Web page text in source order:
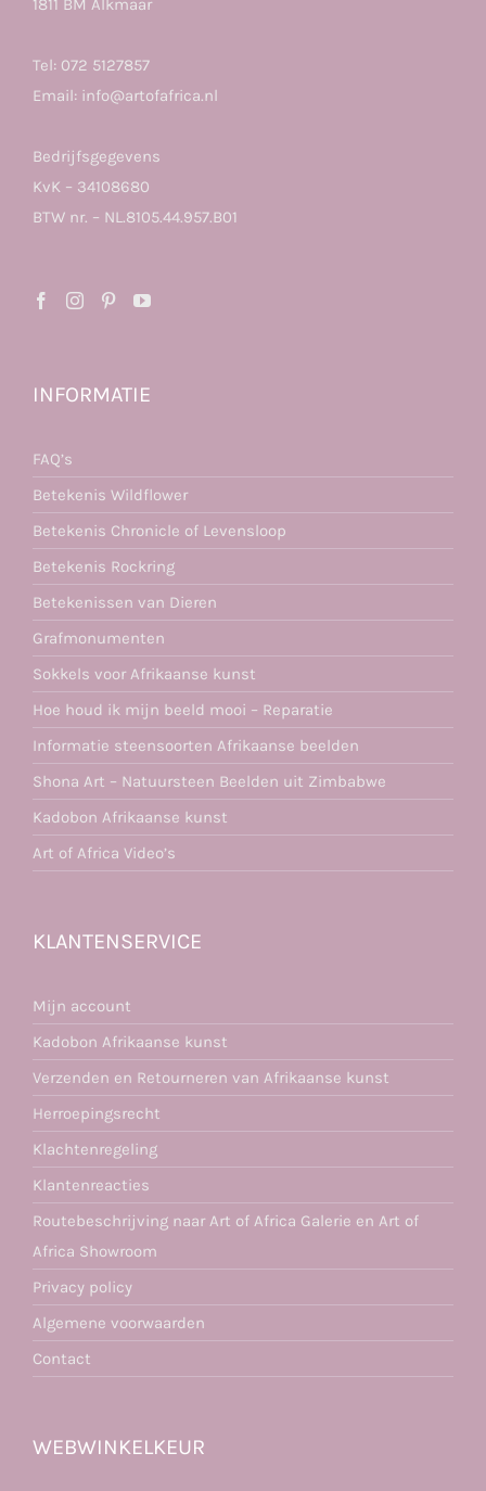
1811 BM Alkmaar
Tel: 072 5127857
Email: info@artofafrica.nl
Bedrijfsgegevens
KvK – 34108680
BTW nr. – NL.8105.44.957.B01
INFORMATIE
FAQ’s
Betekenis Wildflower
Betekenis Chronicle of Levensloop
Betekenis Rockring
Betekenissen van Dieren
Grafmonumenten
Sokkels voor Afrikaanse kunst
Hoe houd ik mijn beeld mooi – Reparatie
Informatie steensoorten Afrikaanse beelden
Shona Art – Natuursteen Beelden uit Zimbabwe
Kadobon Afrikaanse kunst
Art of Africa Video’s
KLANTENSERVICE
Mijn account
Kadobon Afrikaanse kunst
Verzenden en Retourneren van Afrikaanse kunst
Herroepingsrecht
Klachtenregeling
Klantenreacties
Routebeschrijving naar Art of Africa Galerie en Art of
Africa Showroom
Privacy policy
Algemene voorwaarden
Contact
WEBWINKELKEUR